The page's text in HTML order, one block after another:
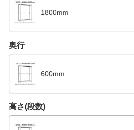
1800mm
奥行
600mm
高さ(段数)